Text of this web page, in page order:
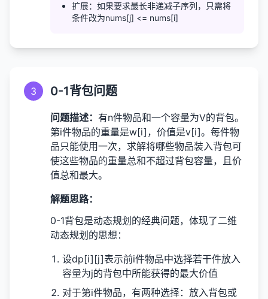
扩展：如果要求最长非递减子序列，只需将
条件改为nums[j] <= nums[i]
3 0-1背包问题
问题描述： 有n件物品和一个容量为V的背包。
第i件物品的重量是w[i]，价值是v[i]。每件物
品只能使用一次，求解将哪些物品装入背包可
使这些物品的重量总和不超过背包容量，且价
值总和最大。
解题思路：
0-1背包是动态规划的经典问题，体现了二维
动态规划的思想：
设dp[i][j]表示前i件物品中选择若干件放入
容量为j的背包中所能获得的最大价值
对于第i件物品，有两种选择：放入背包或